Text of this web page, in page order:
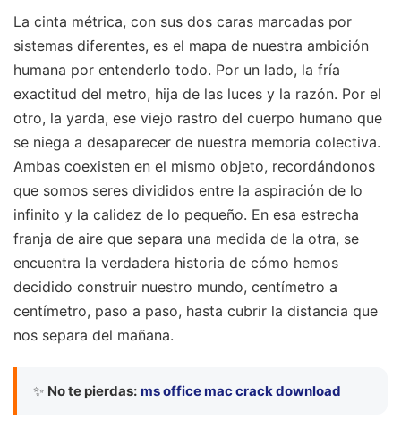
La cinta métrica, con sus dos caras marcadas por
sistemas diferentes, es el mapa de nuestra ambición
humana por entenderlo todo. Por un lado, la fría
exactitud del metro, hija de las luces y la razón. Por el
otro, la yarda, ese viejo rastro del cuerpo humano que
se niega a desaparecer de nuestra memoria colectiva.
Ambas coexisten en el mismo objeto, recordándonos
que somos seres divididos entre la aspiración de lo
infinito y la calidez de lo pequeño. En esa estrecha
franja de aire que separa una medida de la otra, se
encuentra la verdadera historia de cómo hemos
decidido construir nuestro mundo, centímetro a
centímetro, paso a paso, hasta cubrir la distancia que
nos separa del mañana.
✨ No te pierdas: ms office mac crack download